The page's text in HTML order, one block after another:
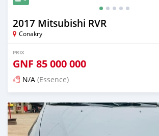
2017 Mitsubishi RVR
Conakry
PRIX
GNF 85 000 000
N/A (Essence)
Publié il y a 7 mois